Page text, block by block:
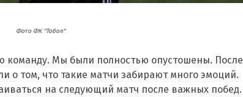
Фото ФК "Тобол"
команду. Мы были полностью опустошены. После
о том, что такие матчи забирают много эмоций.
на следующий матч после важных побед.